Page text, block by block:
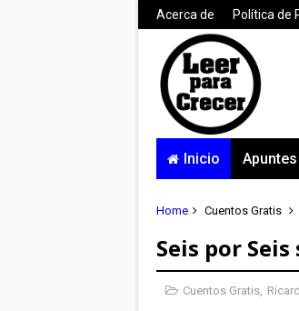
Acerca de Política de
Inicio Apuntes
Home Cuentos Gratis
Seis por
Cuentos Gratis,